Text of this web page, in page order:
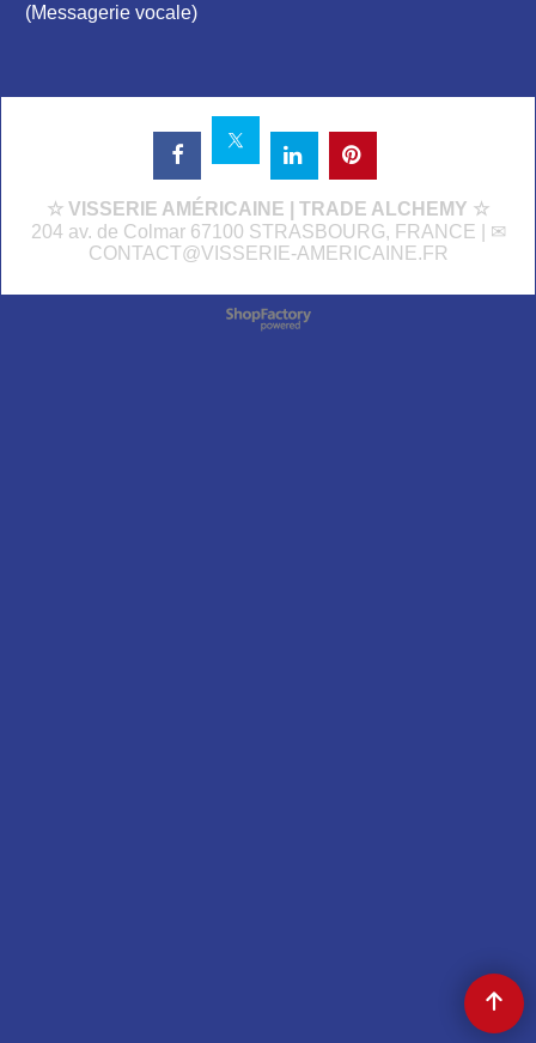
(Messagerie vocale)
☆ VISSERIE AMÉRICAINE | TRADE ALCHEMY ☆
204 av. de Colmar 67100 STRASBOURG, FRANCE | ✉
CONTACT@VISSERIE-AMERICAINE.FR
Boutique en ligne créés
avec le logiciel